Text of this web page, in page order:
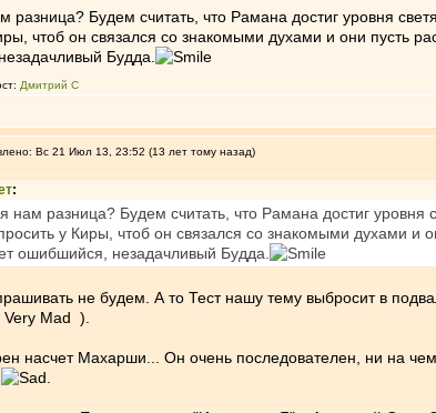
разница? Будем считать, что Рамана достиг уровня
чтоб он связался со знакомыми духами и они пусть
Будда.
Дмитрий С
Вс 21 Июл 13, 23:52 (13 лет тому назад)
:
нам разница? Будем считать, что Рамана достиг
у Киры, чтоб он связался со знакомыми духами и
ошибшийся, незадачливый Будда.
не будем. А то Тест нашу тему выбросит в
).
насчет Махарши... Он очень последователен, ни на